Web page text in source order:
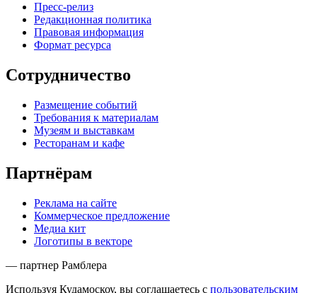
Пресс-релиз
Редакционная политика
Правовая информация
Формат ресурса
Сотрудничество
Размещение событий
Требования к материалам
Музеям и выставкам
Ресторанам и кафе
Партнёрам
Реклама на сайте
Коммерческое предложение
Медиа кит
Логотипы в векторе
— партнер Рамблера
Используя Кудамоскоу, вы соглашаетесь с пользовательским